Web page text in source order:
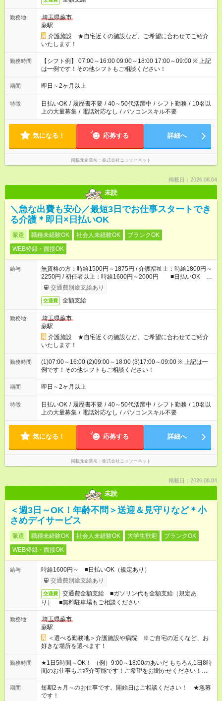
勤務地
埼玉県蕨市
蕨駅
介護施設 ★自宅近くの施設など、ご希望に合わせてご紹介
いたします！
勤務時間
【シフト例】 07:00～16:00 09:00～18:00 17:00～09:00 ※ 上記
は一例です！その他シフトもご相談ください！
期間 即日～2ヶ月以上
特徴 日払いOK / 履歴書不要 / 40～50代活躍中 / シフト勤務 / 10名以
上の大量募集 / 電話対応なし / パソコンスキル不要
気になる！ 応募する 詳細へ
掲載元企業名 株式会社ニッソーネット
掲載日：2026.08.04
未読
＼急な出費も安心／最短3日でお仕事スタートでき
る介護＊即日×日払いOK
派遣 職種未経験OK 社会人未経験OK
ブランクOK
WEB登録・面接OK
給与
無資格の方：時給1500円～1875円 / 介護福祉士：時給1800円～
2250円 / 初任者以上：時給1600円～2000円 ■日払いOK ■
日収例：1万2000円（時給1500円×8h）
交通費別途支給あり
交通費 全額支給
勤務地
埼玉県蕨市
蕨駅
介護施設 ★自宅近くの施設など、ご希望に合わせてご紹介
いたします！
勤務時間
(1)07:00～16:00 (2)09:00～18:00 (3)17:00～09:00 ※ 上記は一
例です！その他シフトもご相談ください！
期間 即日～2ヶ月以上
特徴 日払いOK / 履歴書不要 / 40～50代活躍中 / シフト勤務 / 10名以
上の大量募集 / 電話対応なし / パソコンスキル不要
気になる！ 応募する 詳細へ
掲載元企業名 株式会社ニッソーネット
掲載日：2026.08.04
未読
＜週3日～OK！年齢不問＞送迎＆見守りなど＊小
さめデイサービス
派遣 職種未経験OK 社会人未経験OK 大学生歓迎
ブランクOK
WEB登録・面接OK
給与
時給1600円～ ■日払いOK（規定あり）
交通費別途支給あり
交通費
交通費全額支給 ■ガソリン代も全額支給（規定あ
り） ■無料駐車場もご相談ください
勤務地
埼玉県蕨市
蕨駅
＜選べる勤務地＞介護施設や病院 ※ご自宅の近くなど、お
好きな場所を選べます！
勤務時間
★1日5時間～OK！ （例）9:00～18:00のあいだ もちろん1日8時
間のお仕事もご紹介可能です！ご希望をお聞かせください！★家
庭の都合でお休みが必要な場合も遠慮なくご相談ください。 ※
週最低15時間以上の勤務が必要です
期間
短期2ヵ月～のお仕事です。開始日はご相談ください！ ★急募
です！